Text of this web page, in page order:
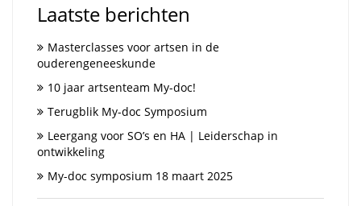
Laatste berichten
Masterclasses voor artsen in de
ouderengeneeskunde
10 jaar artsenteam My-doc!
Terugblik My-doc Symposium
Leergang voor SO’s en HA | Leiderschap in
ontwikkeling
My-doc symposium 18 maart 2025